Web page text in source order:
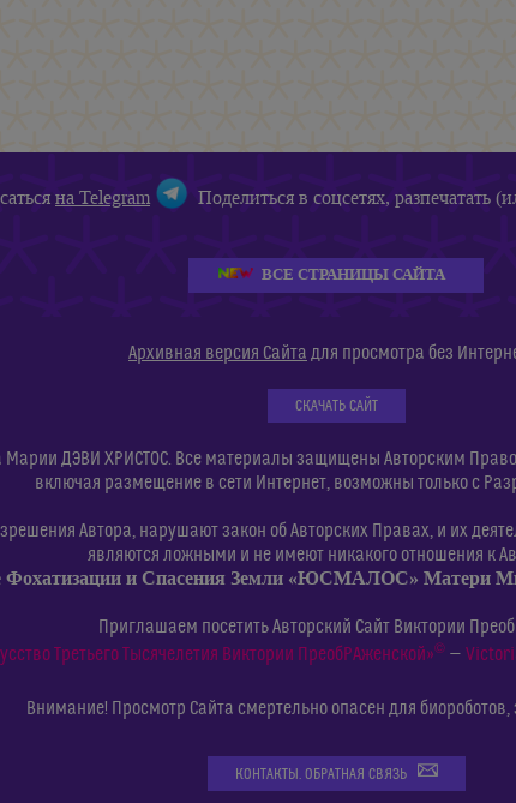
на Telegram Поделиться в соцсетях, разпечатать
ВСЕ СТРАНИЦЫ САЙТА
Архивная версия Сайта для просмотра без
СКАЧАТЬ САЙТ
ДЭВИ ХРИСТОС. Все материалы защищены Авторским
включая размещение в сети Интернет, возможны только с
Автора, нарушают закон об Авторских Правах, и их
являются ложными и не имеют никакого отношения к
Фохатизации и Спасения Земли «ЮСМАЛОС»
Приглашаем посетить Авторский Сайт Виктории
Третьего Тысячелетия Виктории ПреобРАженской»© —
Внимание! Просмотр Сайта смертельно опасен для
КОНТАКТЫ. ОБРАТНАЯ СВЯЗЬ